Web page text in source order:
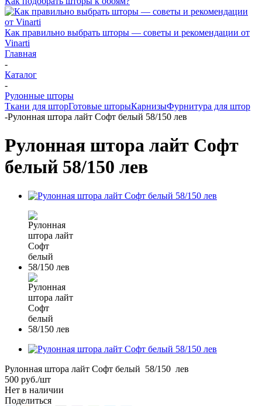
Как правильно выбрать шторы — советы и рекомендации от
Vinarti
Главная
-
Каталог
-
Рулонные шторы
Ткани для шторГотовые шторыКарнизыФурнитура для штор
-Рулонная штора лайт Софт белый 58/150 лев
Рулонная штора лайт Софт
белый 58/150 лев
Рулонная штора лайт Софт белый 58/150 лев
500 руб./шт
Нет в наличии
Поделиться